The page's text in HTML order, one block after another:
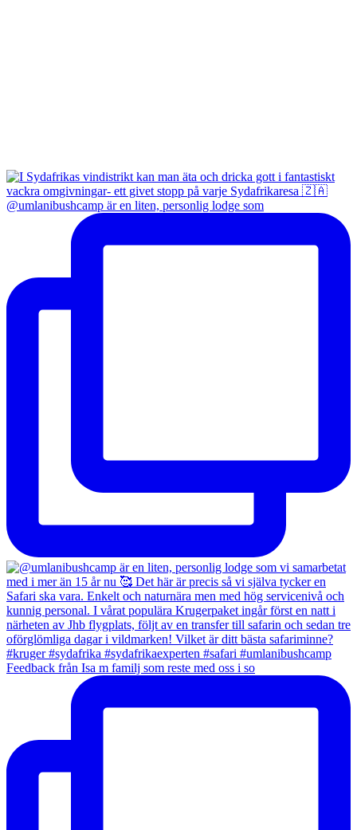
@umlanibushcamp är en liten, personlig lodge som
Feedback från Isa m familj som reste med oss i so